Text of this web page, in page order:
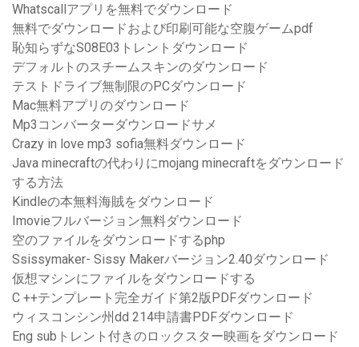
Whatscallアプリを無料でダウンロード
無料でダウンロードおよび印刷可能な空腹ゲームpdf
恥知らずなS08E03トレントダウンロード
デフォルトのスチームスキンのダウンロード
テストドライブ無制限のPCダウンロード
Mac無料アプリのダウンロード
Mp3コンバーターダウンロードサメ
Crazy in love mp3 sofia無料ダウンロード
Java minecraftの代わりにmojang minecraftをダウンロード
する方法
Kindleの本無料海賊をダウンロード
Imovieフルバージョン無料ダウンロード
空のファイルをダウンロードするphp
Ssissymaker- Sissy Makerバージョン2.40ダウンロード
仮想マシンにファイルをダウンロードする
C ++テンプレート完全ガイド第2版PDFダウンロード
ウィスコンシン州dd 214申請書PDFダウンロード
Eng subトレント付きのロックスター映画をダウンロード